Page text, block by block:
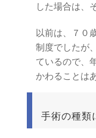
した場合は、
以前は、７０
制度でしたが
ているので、
かわることは
手術の種類